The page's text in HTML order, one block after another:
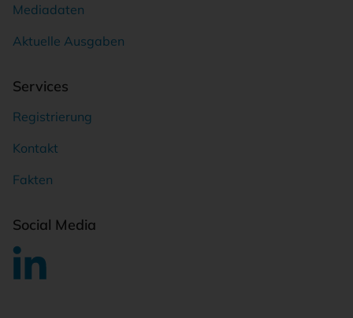
Mediadaten
Aktuelle Ausgaben
Services
Registrierung
Kontakt
Fakten
Social Media